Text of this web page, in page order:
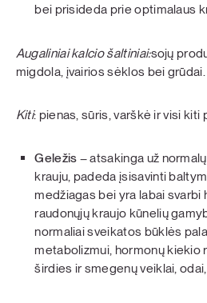
bei prisideda prie optimalaus
Augaliniai kalcio šaltiniai:sojų
migdola, įvairios sėklos bei grūdai.
Kiti: pienas, sūris, varškė ir visi kiti
Geležis – atsakinga už
krauju, padeda įsisavinti
medžiagas bei yra labai svarbi
raudonųjų kraujo kūnelių
normaliai sveikatos būklės
metabolizmui, hormonų kiekio
širdies ir smegenų veiklai,